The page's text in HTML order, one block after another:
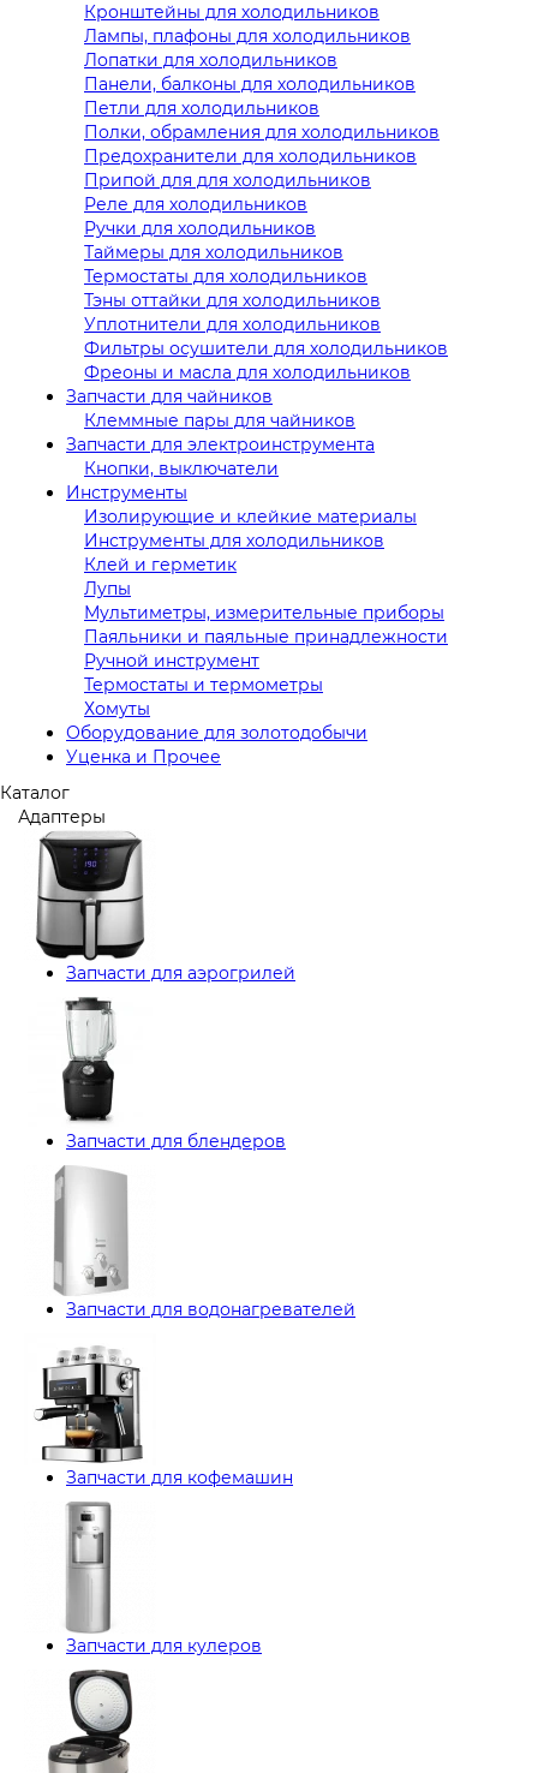
Кронштейны для холодильников
Лампы, плафоны для холодильников
Лопатки для холодильников
Панели, балконы для холодильников
Петли для холодильников
Полки, обрамления для холодильников
Предохранители для холодильников
Припой для для холодильников
Реле для холодильников
Ручки для холодильников
Таймеры для холодильников
Термостаты для холодильников
Тэны оттайки для холодильников
Уплотнители для холодильников
Фильтры осушители для холодильников
Фреоны и масла для холодильников
Запчасти для чайников
Клеммные пары для чайников
Запчасти для электроинструмента
Кнопки, выключатели
Инструменты
Изолирующие и клейкие материалы
Инструменты для холодильников
Клей и герметик
Лупы
Мультиметры, измерительные приборы
Паяльники и паяльные принадлежности
Ручной инструмент
Термостаты и термометры
Хомуты
Оборудование для золотодобычи
Уценка и Прочее
Каталог
Адаптеры
Запчасти для аэрогрилей
Запчасти для блендеров
Запчасти для водонагревателей
Запчасти для кофемашин
Запчасти для кулеров